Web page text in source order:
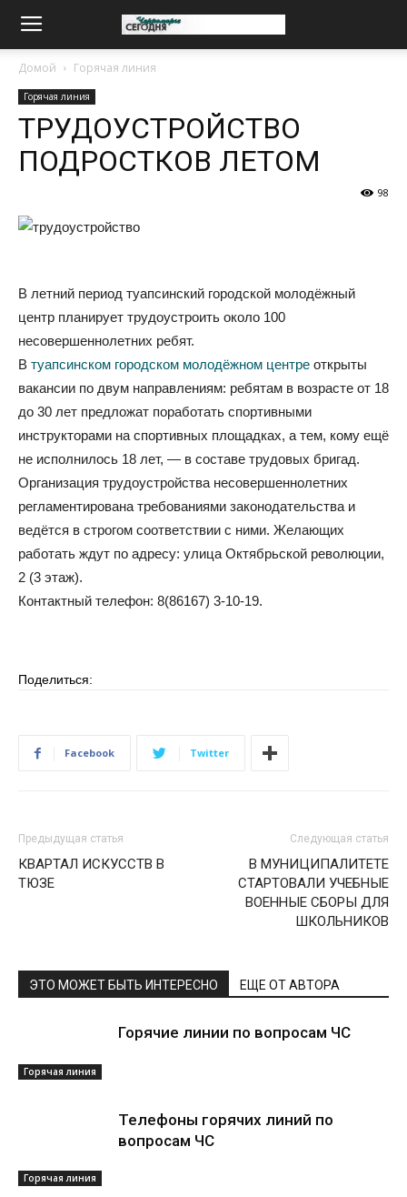
Домой Горячая линия
Горячая линия
ТРУДОУСТРОЙСТВО
ПОДРОСТКОВ ЛЕТОМ
98
В летний период туапсинский городской молодёжный
центр планирует трудоустроить около 100
несовершеннолетних ребят.
В туапсинском городском молодёжном центре открыты
вакансии по двум направлениям: ребятам в возрасте от 18
до 30 лет предложат поработать спортивными
инструкторами на спортивных площадках, а тем, кому ещё
не исполнилось 18 лет, — в составе трудовых бригад.
Организация трудоустройства несовершеннолетних
регламентирована требованиями законодательства и
ведётся в строгом соответствии с ними. Желающих
работать ждут по адресу: улица Октябрьской революции,
2 (3 этаж).
Контактный телефон: 8(86167) 3-10-19.
Поделиться:
Facebook Twitter
Предыдущая статья
КВАРТАЛ ИСКУССТВ В
ТЮЗЕ
Следующая статья
В МУНИЦИПАЛИТЕТЕ
СТАРТОВАЛИ УЧЕБНЫЕ
ВОЕННЫЕ СБОРЫ ДЛЯ
ШКОЛЬНИКОВ
ЭТО МОЖЕТ БЫТЬ ИНТЕРЕСНО ЕЩЕ ОТ АВТОРА
Горячая линия
Горячие линии по вопросам ЧС
Горячая линия
Телефоны горячих линий по
вопросам ЧС